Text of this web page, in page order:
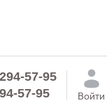
57-95
57-95
Войти